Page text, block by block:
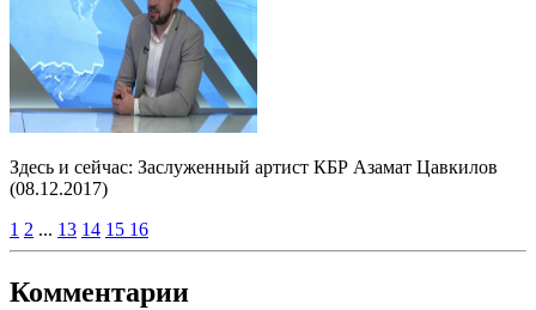
Здесь и сейчас: Заслуженный артист КБР Азамат Цавкилов
(08.12.2017)
1 2 ... 13 14 15 16
Комментарии